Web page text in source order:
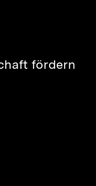
fördern